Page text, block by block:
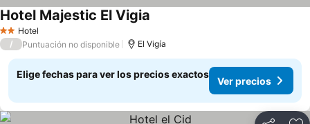
2 Estrellas
Hotel
Hotel Majestic El Vigia
/ Puntuación no disponible El Vigía
Elige fechas para ver los precios exactos
Ver precios